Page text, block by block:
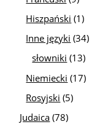
Hiszpański (1)
Inne języki (34)
słowniki (13)
Niemiecki (17)
Rosyjski (5)
Judaica (78)